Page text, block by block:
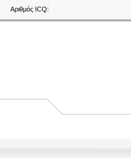
Αριθμός ICQ: